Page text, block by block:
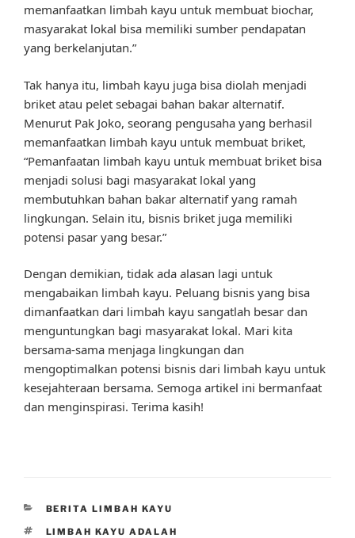
memanfaatkan limbah kayu untuk membuat biochar,
masyarakat lokal bisa memiliki sumber pendapatan
yang berkelanjutan.”
Tak hanya itu, limbah kayu juga bisa diolah menjadi
briket atau pelet sebagai bahan bakar alternatif.
Menurut Pak Joko, seorang pengusaha yang berhasil
memanfaatkan limbah kayu untuk membuat briket,
“Pemanfaatan limbah kayu untuk membuat briket bisa
menjadi solusi bagi masyarakat lokal yang
membutuhkan bahan bakar alternatif yang ramah
lingkungan. Selain itu, bisnis briket juga memiliki
potensi pasar yang besar.”
Dengan demikian, tidak ada alasan lagi untuk
mengabaikan limbah kayu. Peluang bisnis yang bisa
dimanfaatkan dari limbah kayu sangatlah besar dan
menguntungkan bagi masyarakat lokal. Mari kita
bersama-sama menjaga lingkungan dan
mengoptimalkan potensi bisnis dari limbah kayu untuk
kesejahteraan bersama. Semoga artikel ini bermanfaat
dan menginspirasi. Terima kasih!
CATEGORIES
BERITA LIMBAH KAYU
TAGS
LIMBAH KAYU ADALAH